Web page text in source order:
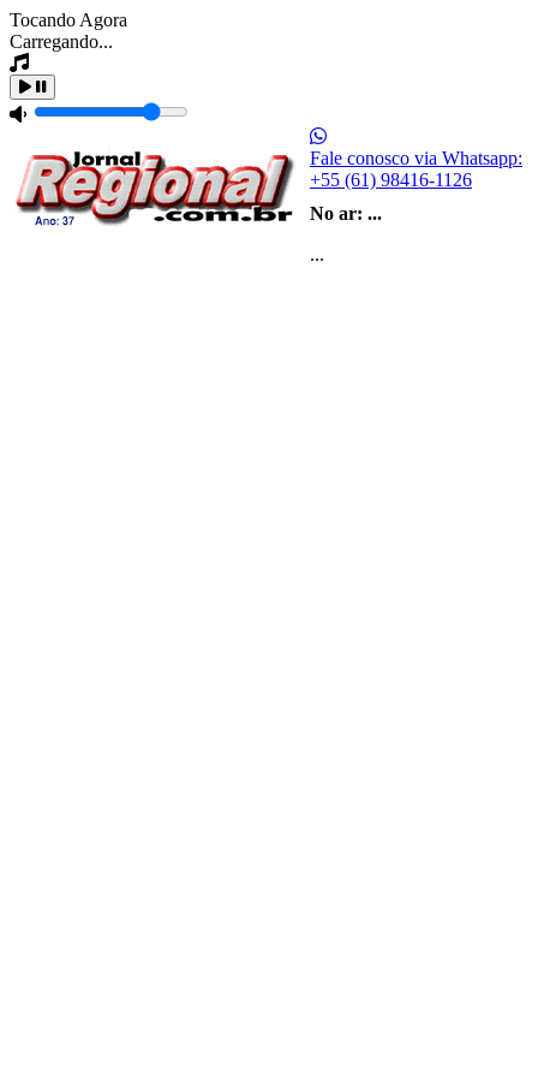
Tocando Agora
Carregando...
Fale conosco via Whatsapp:
+55 (61) 98416-1126
No ar: ...
...